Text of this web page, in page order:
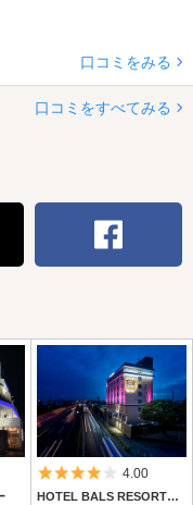
口コミをみる
口コミをすべてみる
ち3.5 5つ星のうち4
4.00
HOTEL BALS RESORT&SPA (天然温泉)【AtoZ グループ】